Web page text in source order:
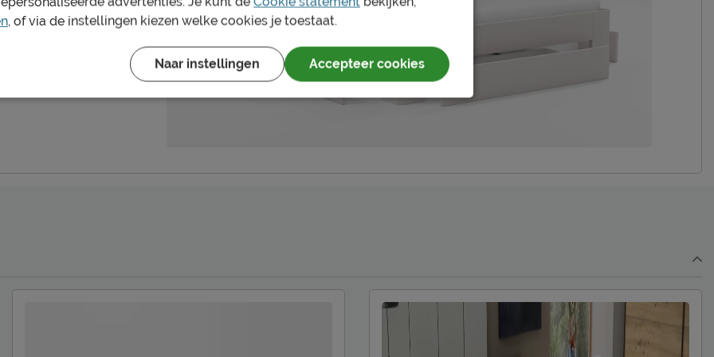
(elektrisch verstelbare
houden. Alle
Montage
Duurzaamheid
Duurzaamheidsdefinitie
Locatie
Postbus 716, 5400 AS, Uden, Nederland
, of via de instellingen kiezen welke cookies je toestaat.
Naar instellingen Accepteer cookies